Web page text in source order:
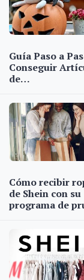
Guía Paso a
Conseguir
de…
Cómo recibir
de Shein con su
programa de